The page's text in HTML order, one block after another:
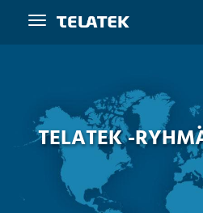
Navigaatio
TELATEK -